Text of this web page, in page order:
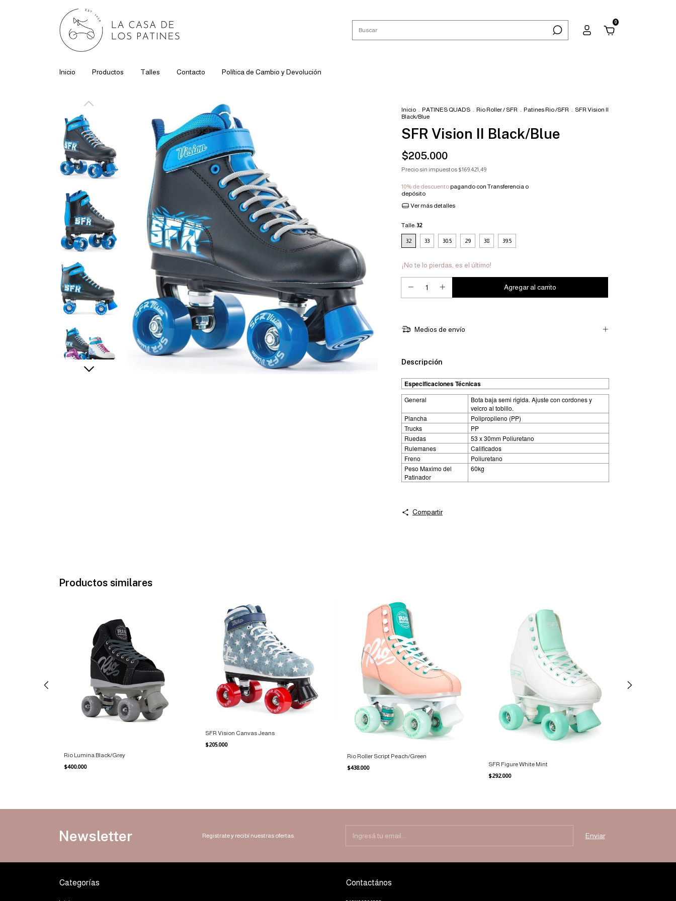
0
Inicio Productos Talles Contacto Política de Cambio y Devolución
Inicio . PATINES QUADS . Rio Roller / SFR . Patines Rio /SFR . SFR Vision II
Black/Blue
SFR Vision II Black/Blue
$205.000
Precio sin impuestos $169.421,49
10% de descuentopagando con Transferencia o
depósito
Ver más detalles
Talle:32
32 33 30.5 29 38 39.5
¡No te lo pierdas, es el último!
Medios de envío
Descripción
Especificaciones Técnicas
General
Bota baja semi rigida. Ajuste con cordones y
velcro al tobillo.
Plancha
Polipropileno (PP)
Trucks
PP
Ruedas
53 x 30mm Poliuretano
Rulemanes
Calificados
Freno
Poliuretano
Peso Maximo del
Patinador
60kg
Compartir
Productos similares
Rio Lumina Black/Grey
$400.000
SFR Vision Canvas Jeans
$205.000
Rio Roller Script Peach/Green
$438.000
SFR Figure White Mint
$292.000
Newsletter Registrate y recibí nuestras ofertas.
Categorías Contactános